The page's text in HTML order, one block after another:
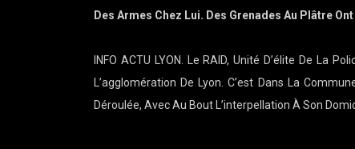
Des Armes Chez Lui. Des Grenades Au Plâtre
INFO ACTU LYON. Le RAID, Unité D’élite De La
L’agglomération De Lyon. C’est Dans La
Déroulée, Avec Au Bout L’interpellation À Son